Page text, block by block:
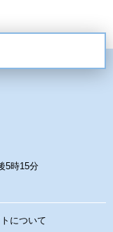
5時15分
について